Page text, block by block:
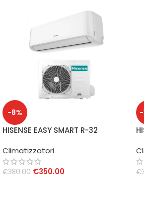
-8%
HISENSE EASY SMART R-32
CONDIZIONATORE INVERTER 12000
BTU WIFI INTEGRATO A++/A+
Climatizzatori
€380.00 €350.00
-
€